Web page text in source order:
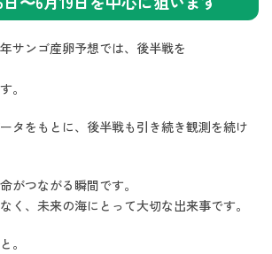
サンゴ産卵予想では、後半戦を
。
タをもとに、後半戦も引き続き観測を続け
がつながる瞬間です。
く、未来の海にとって大切な出来事です。
。